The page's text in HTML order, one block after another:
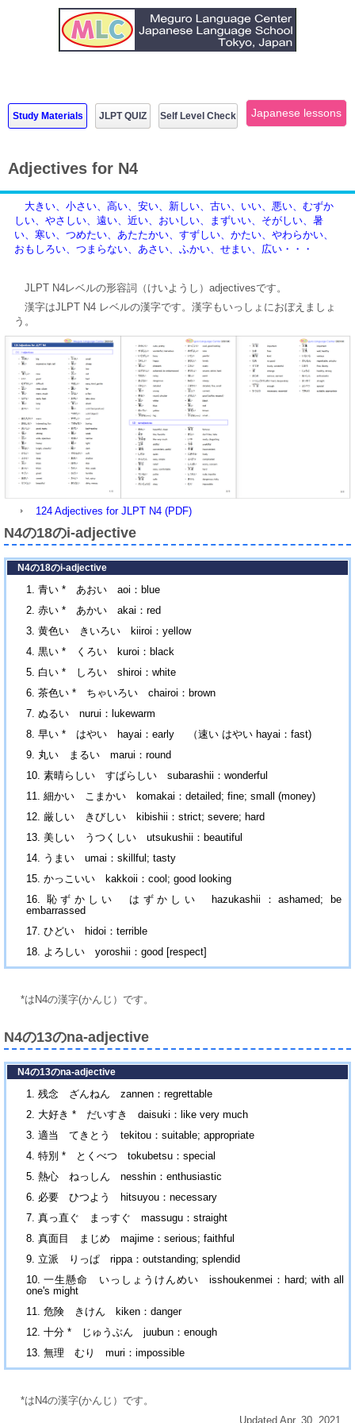
Study Materials JLPT QUIZ Self Level Check Japanese lessons
Adjectives for N4
大きい、小さい、高い、安い、新しい、古い、いい、悪い、むずか
しい、やさしい、遠い、近い、おいしい、まずいい、そがしい、暑
い、寒い、つめたい、あたたかい、すずしい、かたい、やわらかい、
おもしろい、つまらない、あさい、ふかい、せまい、広い・・・
JLPT N4レベルの形容詞（けいようし）adjectivesです。
漢字はJLPT N4 レベルの漢字です。漢字もいっしょにおぼえましょ
う。
124 Adjectives for JLPT N4 (PDF)
N4の18のi-adjective
N4の18のi-adjective
青い * あおい aoi：blue
赤い * あかい akai：red
黄色い きいろい kiiroi：yellow
黒い * くろい kuroi：black
白い * しろい shiroi：white
茶色い * ちゃいろい chairoi：brown
ぬるい nurui：lukewarm
早い * はやい hayai：early （速い はやい hayai：fast)
丸い まるい marui：round
素晴らしい すばらしい subarashii：wonderful
細かい こまかい komakai：detailed; fine; small (money)
厳しい きびしい kibishii：strict; severe; hard
美しい うつくしい utsukushii：beautiful
うまい umai：skillful; tasty
かっこいい kakkoii：cool; good looking
恥ずかしい はずかしい hazukashii：ashamed; be
embarrassed
ひどい hidoi：terrible
よろしい yoroshii：good [respect]
*はN4の漢字(かんじ）です。
N4の13のna-adjective
N4の13のna-adjective
残念 ざんねん zannen：regrettable
大好き * だいすき daisuki：like very much
適当 てきとう tekitou：suitable; appropriate
特別 * とくべつ tokubetsu：special
熱心 ねっしん nesshin：enthusiastic
必要 ひつよう hitsuyou：necessary
真っ直ぐ まっすぐ massugu：straight
真面目 まじめ majime：serious; faithful
立派 りっぱ rippa：outstanding; splendid
一生懸命 いっしょうけんめい isshoukenmei：hard; with all
one's might
危険 きけん kiken：danger
十分 * じゅうぶん juubun：enough
無理 むり muri：impossible
*はN4の漢字(かんじ）です。
Updated Apr. 30, 2021